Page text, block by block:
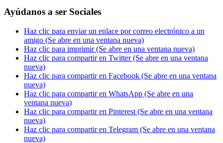
Ayúdanos a ser Sociales
Haz clic para enviar un enlace por correo electrónico a un
amigo (Se abre en una ventana nueva)
Haz clic para imprimir (Se abre en una ventana nueva)
Haz clic para compartir en Twitter (Se abre en una ventana
nueva)
Haz clic para compartir en Facebook (Se abre en una ventana
nueva)
Haz clic para compartir en WhatsApp (Se abre en una
ventana nueva)
Haz clic para compartir en Pinterest (Se abre en una ventana
nueva)
Haz clic para compartir en Telegram (Se abre en una ventana
nueva)